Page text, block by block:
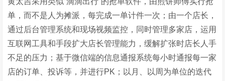
单，而不是人为摊派，每完成一单计件一次；由一个店长，
通过后台管理系统和现场视频监控，同时管理多家店，运用
互联网工具和手段扩大店长管理能力，缓解扩张时店长人手
不足的压力；基于微信端的信息通报系统每小时通报每一家
店的订单、投诉等，并进行PK；以月、以周为单位的迭代